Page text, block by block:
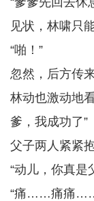
见状，林啸只
“啪！”
忽然，后方传
林动也激动地
爹，我成功了”
父子两人紧紧
“动儿，你真是
“痛……痛痛